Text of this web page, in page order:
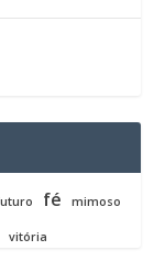
fé mimoso
vitória